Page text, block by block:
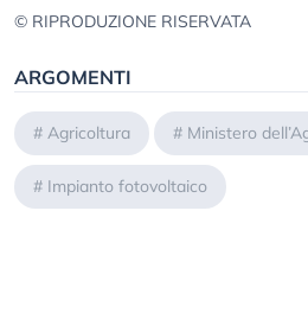
© RIPRODUZIONE RISERVATA
ARGOMENTI
# Agricoltura # Ministero
# Impianto fotovoltaico